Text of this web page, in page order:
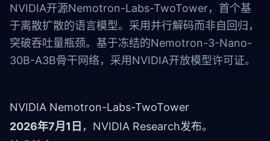
NVIDIA开源Nemotron-Labs-TwoTower，首个基
于离散扩散的语言模型。采用并行解码而非自回归，
突破吞吐量瓶颈。基于冻结的Nemotron-3-Nano-
30B-A3B骨干网络，采用NVIDIA开放模型许可证。
NVIDIA Nemotron-Labs-TwoTower
2026年7月1日 ，NVIDIA Research发布。